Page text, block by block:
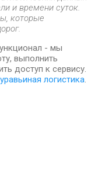
и времени суток.
которые
- мы
выполнить
доступ к сервису.
логистика.